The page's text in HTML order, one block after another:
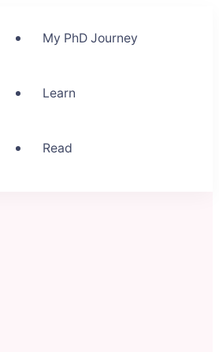
My PhD Journey
Learn
Read